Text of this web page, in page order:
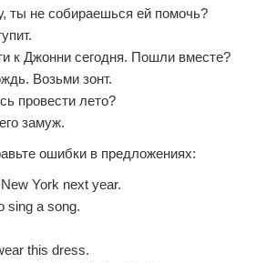
ты не собираешься ей помочь?
к Джонни сегодня. Пошли вместе?
Возьми зонт.
провести лето?
замуж.
ошибки в предложениях:
York next year.
sing a song.
this dress.